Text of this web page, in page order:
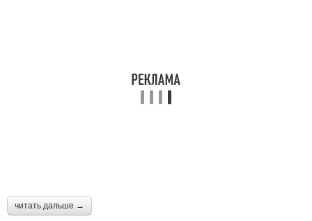
читать дальше →